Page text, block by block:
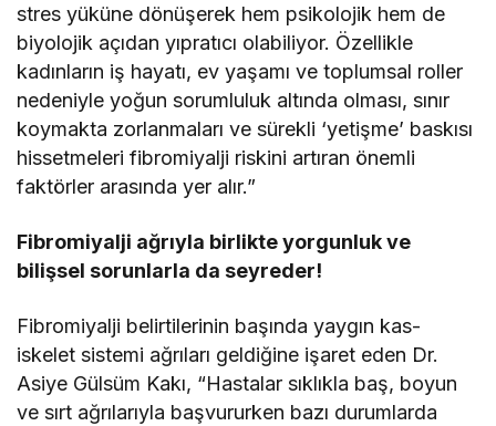
stres yüküne dönüşerek hem psikolojik hem de
biyolojik açıdan yıpratıcı olabiliyor. Özellikle
kadınların iş hayatı, ev yaşamı ve toplumsal roller
nedeniyle yoğun sorumluluk altında olması, sınır
koymakta zorlanmaları ve sürekli ‘yetişme’ baskısı
hissetmeleri fibromiyalji riskini artıran önemli
faktörler arasında yer alır.”
Fibromiyalji ağrıyla birlikte yorgunluk ve
bilişsel sorunlarla da seyreder!
Fibromiyalji belirtilerinin başında yaygın kas-
iskelet sistemi ağrıları geldiğine işaret eden Dr.
Asiye Gülsüm Kakı, “Hastalar sıklıkla baş, boyun
ve sırt ağrılarıyla başvururken bazı durumlarda